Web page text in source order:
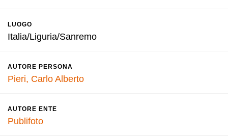
LUOGO
Italia/Liguria/Sanremo
AUTORE PERSONA
Pieri, Carlo Alberto
AUTORE ENTE
Publifoto